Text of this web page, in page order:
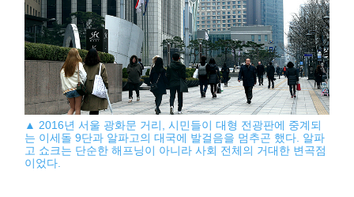
▲ 2016년 서울 광화문 거리, 시민들이 대형 전광판에 중계되
는 이세돌 9단과 알파고의 대국에 발걸음을 멈추곤 했다. 알파
고 쇼크는 단순한 해프닝이 아니라 사회 전체의 거대한 변곡점
이었다.